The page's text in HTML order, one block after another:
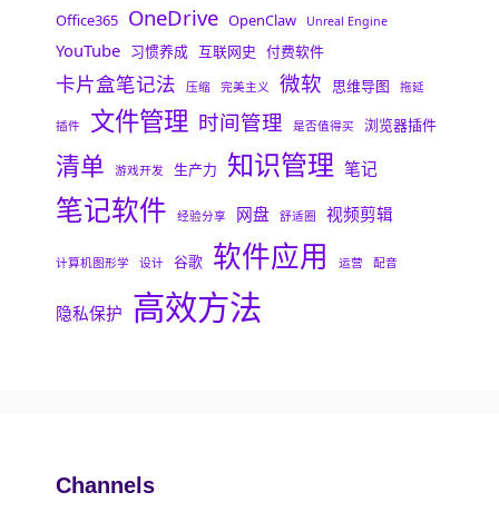
Office365 OneDrive OpenClaw Unreal Engine
YouTube 习惯养成 互联网史 付费软件
卡片盒笔记法 压缩 完美主义 微软 思维导图 拖延
插件 文件管理 时间管理 是否值得买 浏览器插件
清单 游戏开发 生产力 知识管理 笔记
笔记软件 经验分享 网盘 舒适圈 视频剪辑
计算机图形学 设计 谷歌 软件应用 运营 配音
隐私保护 高效方法
Channels